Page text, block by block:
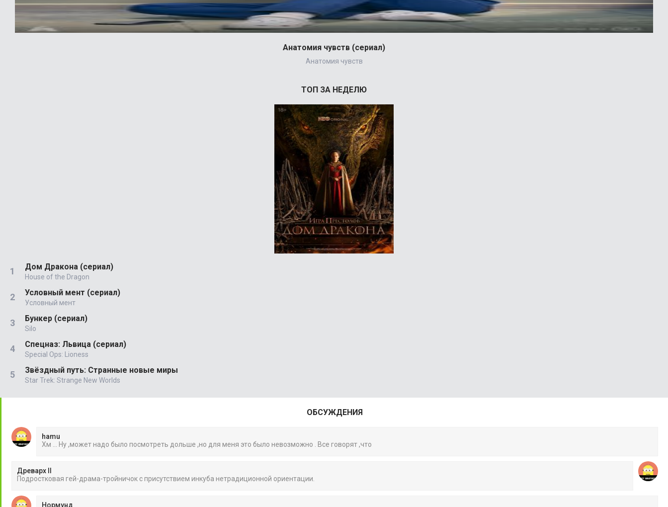
Анатомия чувств (сериал)
Анатомия чувств
ТОП ЗА НЕДЕЛЮ
Дом Дракона (сериал)
House of the Dragon
Условный мент (сериал)
Условный мент
Бункер (сериал)
Silo
Спецназ: Львица (сериал)
Special Ops: Lioness
Звёздный путь: Странные новые миры
Star Trek: Strange New Worlds
ОБСУЖДЕНИЯ
hamu
Хм ... Ну ,может надо было посмотреть дольше ,но для меня это было невозможно . Все говорят ,что
Древарх II
Подростковая гей-драма-тройничок с присутствием инкуба нетрадиционной ориентации.
Нормунд